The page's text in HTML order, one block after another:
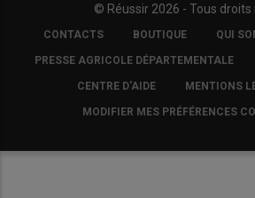
© Réussir 2026 - Tous droits
FOOTER
COPYRIGHT
CONTACTS BOUTIQUE QUI
PRESSE AGRICOLE DÉPARTEMENTALE
CENTRE D'AIDE MENTIONS
MODIFIER MES PRÉFÉRENCES